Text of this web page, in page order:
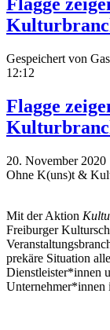
Flagge
Gespeichert von
12:12
Flagge
20. November 2020
Ohne K(uns)t &
Mit der Aktion
Freiburger
prekäre Situation
Dienstleister*innen
Unternehmer*innen